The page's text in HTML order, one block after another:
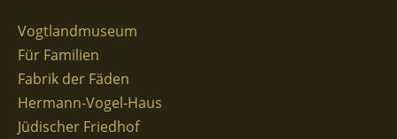
Vogtlandmuseum
Für Familien
Fabrik der Fäden
Hermann-Vogel-Haus
Jüdischer Friedhof